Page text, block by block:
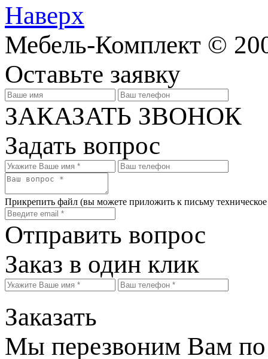
Наверх
Мебель-Комплект ©
Оставьте заявку
ЗАКАЗАТЬ ЗВОНОК
Задать вопрос
Прикрепить файл (вы можете приложить к письму
Отправить вопрос
Заказ в один клик
Заказать
Мы перезвоним Вам по